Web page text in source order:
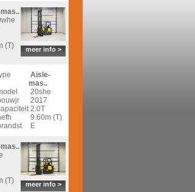
meer info >
(T)
Aisle-
mas..
20she
2017
2.0T
9.60m (T)
E
meer info >
(T)